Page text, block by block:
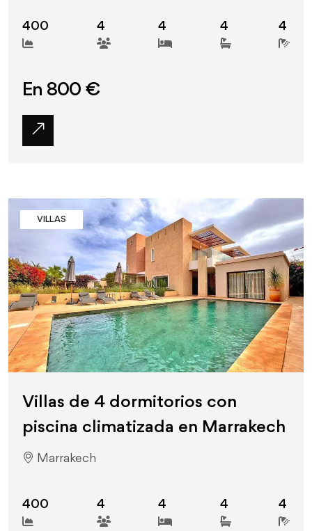
400 4 4 4 4
En 800 €
VILLAS
Villas de 4 dormitorios con
piscina climatizada en Marrakech
Marrakech
400 4 4 4 4